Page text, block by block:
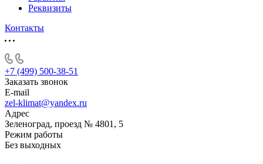
Реквизиты
Контакты
+7 (499) 500-38-51
Заказать звонок
E-mail
zel-klimat@yandex.ru
Адрес
Зеленоград, проезд № 4801, 5
Режим работы
Без выходных